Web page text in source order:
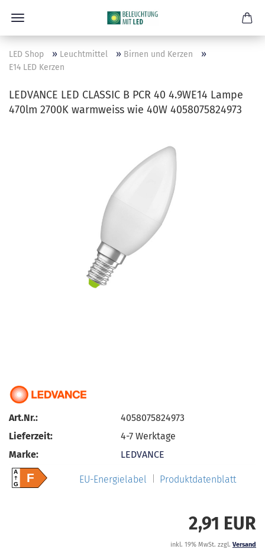
LED Shop » Leuchtmittel » Birnen und Kerzen »
E14 LED Kerzen
LEDVANCE LED CLASSIC B PCR 40 4.9WE14 Lampe
470lm 2700K warmweiss wie 40W 4058075824973
Art.Nr.:
4058075824973
Lieferzeit:
4-7 Werktage
Marke:
LEDVANCE
A
GF EU-Energielabel Produktdatenblatt
2,91 EUR
inkl. 19% MwSt. zzgl. Versand